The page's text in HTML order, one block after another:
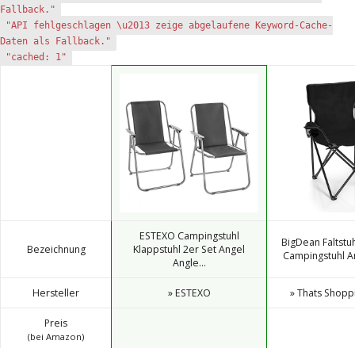
Fallback."
"API fehlgeschlagen \u2013 zeige abgelaufene Keyword-Cache-
Daten als Fallback."
"cached: 1"
Bezeichnung
ESTEXO Campingstuhl
Klappstuhl 2er Set Angel
Angle...
BigDean
Campingstuhl
Hersteller » ESTEXO » Thats
Preis
(bei Amazon)